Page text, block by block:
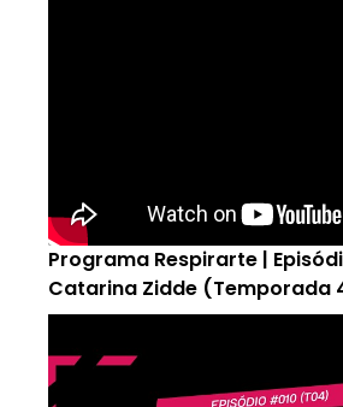
Programa Respirarte |
Catarina Zidde (Temporada